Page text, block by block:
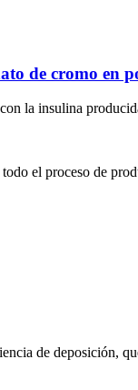
de cromo en
la insulina
el proceso de
de deposición,